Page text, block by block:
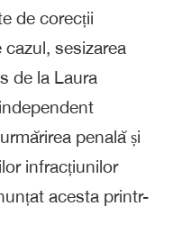
de corecții
sesizarea
de la Laura
penală și
infracțiunilor
acesta printr-